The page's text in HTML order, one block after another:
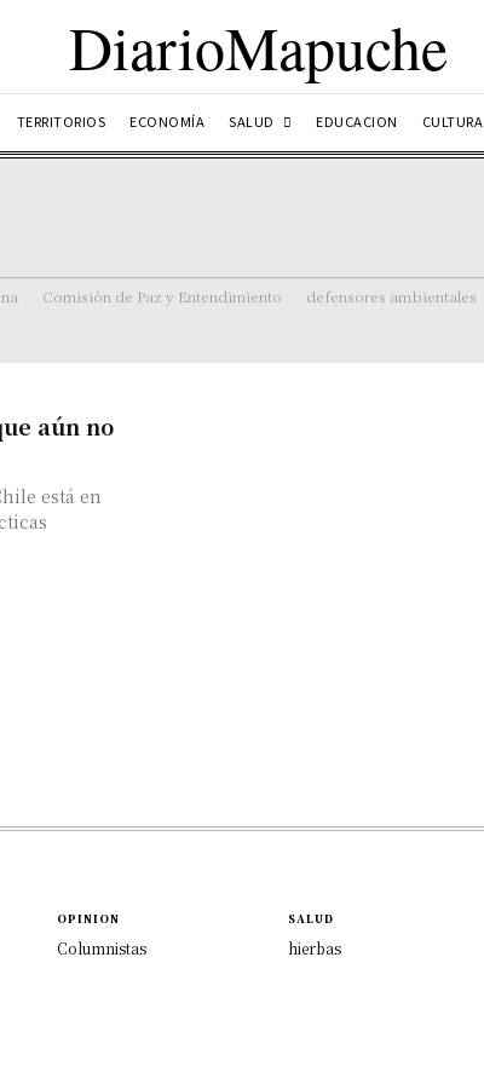
DiarioMapuche
TERRITORIOS ECONOMÍA SALUD EDUCACION CULTURA
Comisión de Paz y Entendimiento defensores ambientales
aún no
está en
OPINION
Columnistas
SALUD
hierbas